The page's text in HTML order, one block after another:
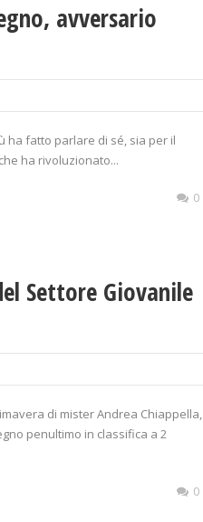
avversario
ha fatto parlare di sé, sia per il
ha rivoluzionato...
0
Settore Giovanile
di mister Andrea Chiappella,
penultimo in classifica a 2
0